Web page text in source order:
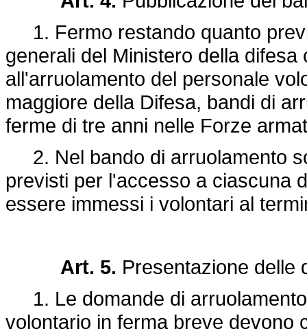
1. Fermo restando quanto
generali del Ministero della
all'arruolamento del personale
maggiore della Difesa, bandi di
ferme di tre anni nelle Forze
2. Nel bando di arruolamento
previsti per l'accesso a ciascuna
essere immessi i volontari al
Art. 5. Presentazione delle
1. Le domande di
volontario in ferma breve devono